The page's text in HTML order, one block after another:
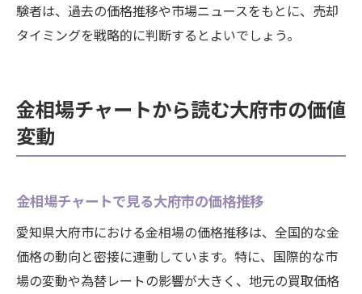
験者は、過去の価格推移や市場ニュースをもとに、売却
タイミングを戦略的に判断するとよいでしょう。
金相場チャートから読む大府市の価値
変動
金相場チャートで見る大府市の価格推移
愛知県大府市における金相場の価格推移は、全国的な金
価格の動向と密接に連動しています。特に、国際的な市
場の変動や為替レートの影響が大きく、地元の買取価格